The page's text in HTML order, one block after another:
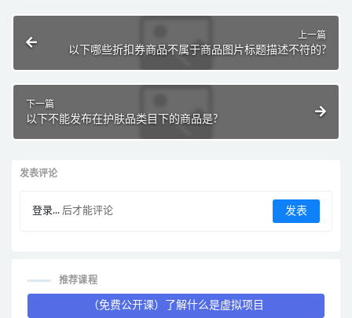
上一篇
以下哪些折扣券商品不属于商品图片标题描述不符的?
下一篇
以下不能发布在护肤品类目下的商品是?
发表评论
登录... 后才能评论
推荐课程
（免费公开课）了解什么是虚拟项目